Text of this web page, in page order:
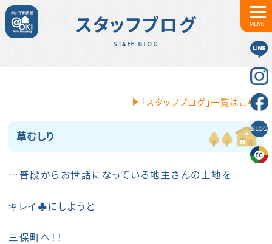
MENU
スタッフブログ
STAFF BLOG
「スタッフブログ」一覧はこちら
草むしり
…普段からお世話になっている地主さんの土地を
キレイ♣にしようと
三保町へ！！